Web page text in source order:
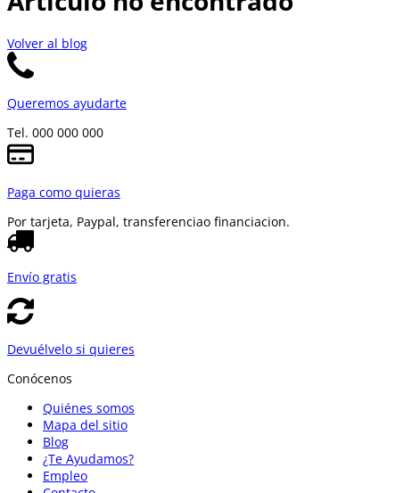
Volver al blog
Queremos ayudarte
Tel. 000 000 000
Paga como quieras
Por tarjeta, Paypal, transferenciao financiacion.
Envío gratis
Devuélvelo si quieres
Conócenos
Quiénes somos
Mapa del sitio
Blog
¿Te Ayudamos?
Empleo